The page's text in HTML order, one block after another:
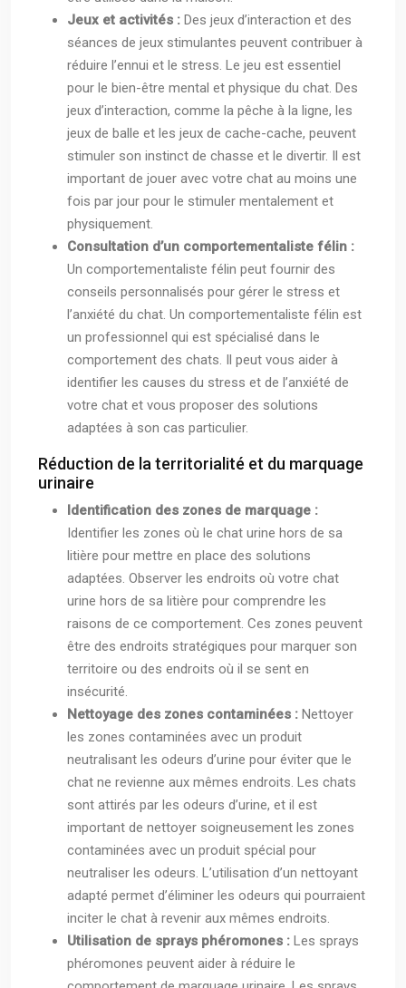
Jeux et activités : Des jeux d’interaction et des
séances de jeux stimulantes peuvent contribuer à
réduire l’ennui et le stress. Le jeu est essentiel
pour le bien-être mental et physique du chat. Des
jeux d’interaction, comme la pêche à la ligne, les
jeux de balle et les jeux de cache-cache, peuvent
stimuler son instinct de chasse et le divertir. Il est
important de jouer avec votre chat au moins une
fois par jour pour le stimuler mentalement et
physiquement.
Consultation d’un comportementaliste félin :
Un comportementaliste félin peut fournir des
conseils personnalisés pour gérer le stress et
l’anxiété du chat. Un comportementaliste félin est
un professionnel qui est spécialisé dans le
comportement des chats. Il peut vous aider à
identifier les causes du stress et de l’anxiété de
votre chat et vous proposer des solutions
adaptées à son cas particulier.
Réduction de la territorialité et du marquage
urinaire
Identification des zones de marquage :
Identifier les zones où le chat urine hors de sa
litière pour mettre en place des solutions
adaptées. Observer les endroits où votre chat
urine hors de sa litière pour comprendre les
raisons de ce comportement. Ces zones peuvent
être des endroits stratégiques pour marquer son
territoire ou des endroits où il se sent en
insécurité.
Nettoyage des zones contaminées : Nettoyer
les zones contaminées avec un produit
neutralisant les odeurs d’urine pour éviter que le
chat ne revienne aux mêmes endroits. Les chats
sont attirés par les odeurs d’urine, et il est
important de nettoyer soigneusement les zones
contaminées avec un produit spécial pour
neutraliser les odeurs. L’utilisation d’un nettoyant
adapté permet d’éliminer les odeurs qui pourraient
inciter le chat à revenir aux mêmes endroits.
Utilisation de sprays phéromones : Les sprays
phéromones peuvent aider à réduire le